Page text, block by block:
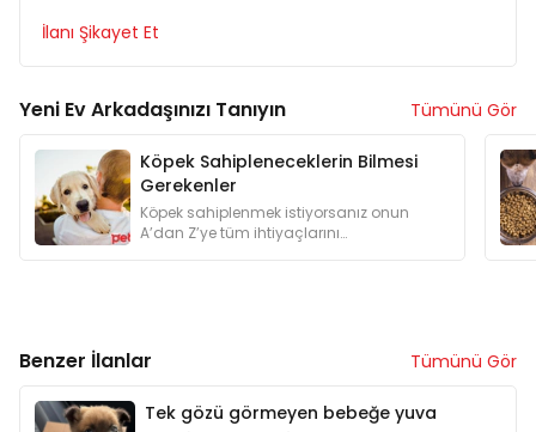
İlanı Şikayet Et
Yeni Ev Arkadaşınızı Tanıyın Tümünü Gör
Köpek Sahipleneceklerin Bilmesi
Gerekenler
Köpek sahiplenmek istiyorsanız onun
A’dan Z’ye tüm ihtiyaçlarını
Benzer İlanlar Tümünü Gör
Tek gözü görmeyen bebeğe yuva